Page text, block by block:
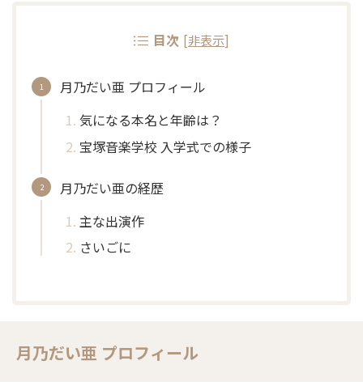
目次 [非表示]
月乃だい亜 プロフィール
気になる本名と年齢は？
宝塚音楽学校 入学式での様子
月乃だい亜の経歴
主な出演作
さいごに
月乃だい亜 プロフィール